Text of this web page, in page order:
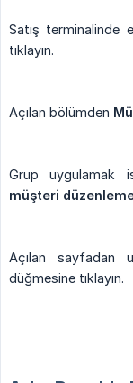
Satış terminalinde
tıklayın.
Açılan bölümden
Grup uygulamak
müşteri
Açılan sayfadan
düğmesine tıklayın.